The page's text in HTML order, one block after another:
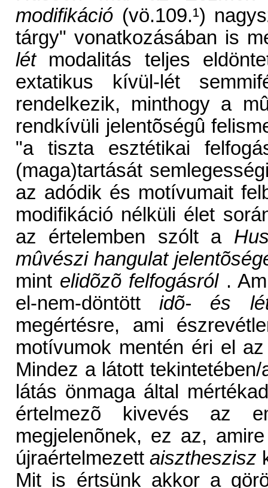
modifikáció (vö.109.¹)
tárgy" vonatkozásában is
létmodalitás teljes
extatikus kívül-lét
rendelkezik, minthogy a
rendkívüli jelentõségû
"a tiszta esztétikai
(maga)tartását
az adódik és motívumait
modifikáció nélküli élet
az értelemben szólt a
mûvészi hangulat
mint elidõzõ felfogásról.
el-nem-döntöttidõ- és
megértésre, ami
motívumok mentén éri el
Mindez a látott
látás önmaga által
értelmezõ kivevés az
megjelenõnek, ez az,
újraértelmezett aisztheszisz
Mit is értsünk akkor a